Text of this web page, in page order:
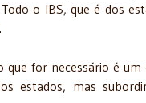
o IBS, que é dos
for necessário é
estados, mas